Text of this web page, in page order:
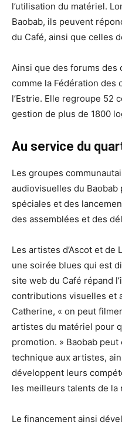
l’utilisation du matériel.
Baobab, ils peuvent
du Café, ainsi que celles
Ainsi que des forums des
comme la Fédération des
l’Estrie. Elle regroupe 52
gestion de plus de 1800
Au service du
Les groupes
audiovisuelles du
spéciales et des
des assemblées et des
Les artistes d’Ascot et de
une soirée blues qui est
site web du Café répand
contributions visuelles et
Catherine, « on peut
artistes du matériel pour
promotion. » Baobab
technique aux artistes,
développent leurs
les meilleurs talents de la
Le financement ainsi